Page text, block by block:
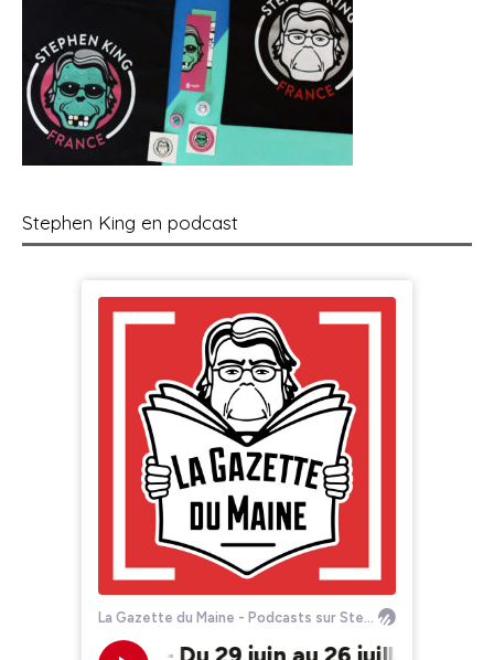
Stephen King en podcast